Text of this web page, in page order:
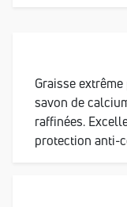
Graisse
savon de
raffinées.
protection anti-